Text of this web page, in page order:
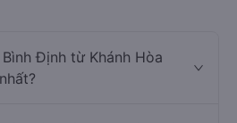
Định từ Khánh Hòa